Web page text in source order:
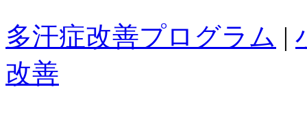
多汗症改善プログラム |
改善